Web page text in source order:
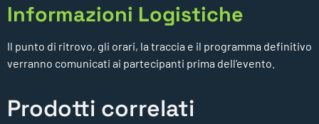
Informazioni Logistiche
Il punto di ritrovo, gli orari, la traccia e il programma definitivo
verranno comunicati ai partecipanti prima dell’evento.
Prodotti correlati